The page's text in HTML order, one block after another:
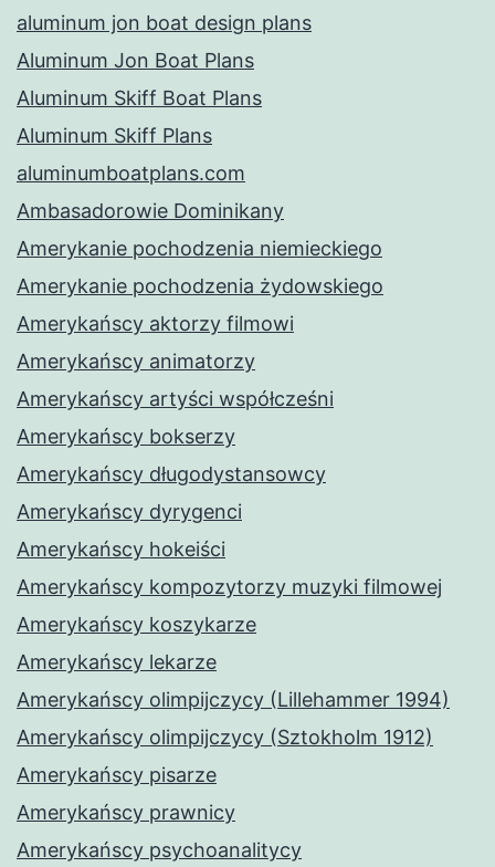
aluminum jon boat design plans
Aluminum Jon Boat Plans
Aluminum Skiff Boat Plans
Aluminum Skiff Plans
aluminumboatplans.com
Ambasadorowie Dominikany
Amerykanie pochodzenia niemieckiego
Amerykanie pochodzenia żydowskiego
Amerykańscy aktorzy filmowi
Amerykańscy animatorzy
Amerykańscy artyści współcześni
Amerykańscy bokserzy
Amerykańscy długodystansowcy
Amerykańscy dyrygenci
Amerykańscy hokeiści
Amerykańscy kompozytorzy muzyki filmowej
Amerykańscy koszykarze
Amerykańscy lekarze
Amerykańscy olimpijczycy (Lillehammer 1994)
Amerykańscy olimpijczycy (Sztokholm 1912)
Amerykańscy pisarze
Amerykańscy prawnicy
Amerykańscy psychoanalitycy